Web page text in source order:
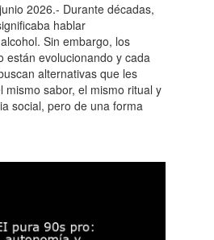
2026.- Durante décadas,
hablar
Sin embargo, los
están evolucionando y cada
alternativas que les
mismo sabor, el mismo ritual y
social, pero de una forma